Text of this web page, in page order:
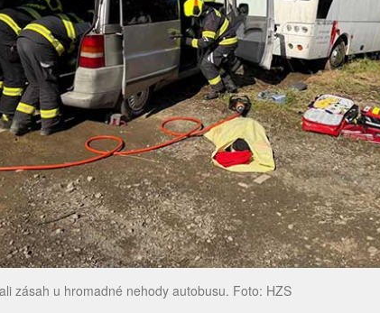
zásah u hromadné nehody autobusu. Foto: HZS